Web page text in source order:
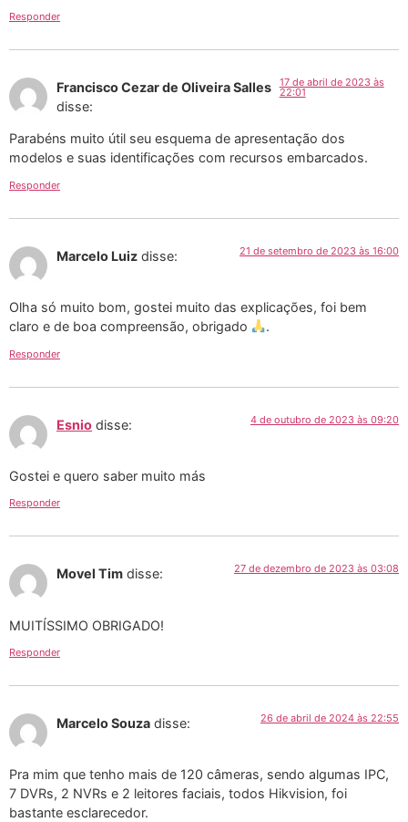
Responder
Francisco Cezar de Oliveira Salles
disse:
17 de abril de 2023 às
22:01
Parabéns muito útil seu esquema de apresentação dos
modelos e suas identificações com recursos embarcados.
Responder
Marcelo Luiz disse: 21 de setembro de 2023 às 16:00
Olha só muito bom, gostei muito das explicações, foi bem
claro e de boa compreensão, obrigado
.
Responder
Esnio disse: 4 de outubro de 2023 às 09:20
Gostei e quero saber muito más
Responder
Movel Tim disse: 27 de dezembro de 2023 às 03:08
MUITÍSSIMO OBRIGADO!
Responder
Marcelo Souza disse: 26 de abril de 2024 às 22:55
Pra mim que tenho mais de 120 câmeras, sendo algumas IPC,
7 DVRs, 2 NVRs e 2 leitores faciais, todos Hikvision, foi
bastante esclarecedor.